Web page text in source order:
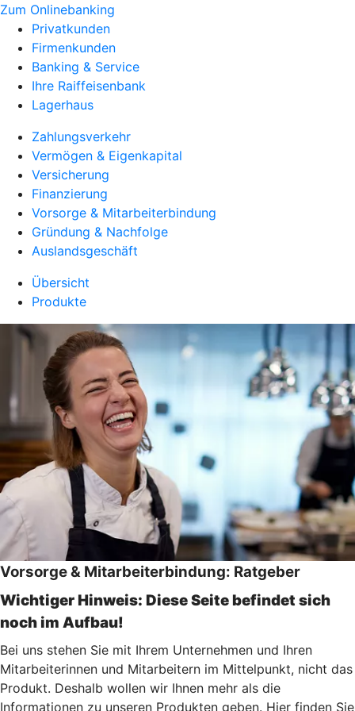
Zum Onlinebanking
Privatkunden
Firmenkunden
Banking & Service
Ihre Raiffeisenbank
Lagerhaus
Zahlungsverkehr
Vermögen & Eigenkapital
Versicherung
Finanzierung
Vorsorge & Mitarbeiterbindung
Gründung & Nachfolge
Auslandsgeschäft
Übersicht
Produkte
Vorsorge & Mitarbeiterbindung: Ratgeber
Wichtiger Hinweis: Diese Seite befindet sich
noch im Aufbau!
Bei uns stehen Sie mit Ihrem Unternehmen und Ihren
Mitarbeiterinnen und Mitarbeitern im Mittelpunkt, nicht das
Produkt. Deshalb wollen wir Ihnen mehr als die
Informationen zu unseren Produkten geben. Hier finden Sie